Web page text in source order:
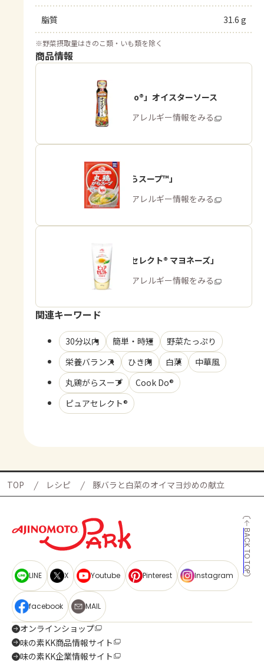
脂質 31.6 g
※野菜摂取量はきのこ類・いも類を除く
商品情報
「Cook Do®」オイスターソース
商品・アレルギー情報をみる
「丸鶏がらスープ™」
商品・アレルギー情報をみる
「ピュアセレクト® マヨネーズ」
商品・アレルギー情報をみる
関連キーワード
30分以内 簡単・時短
野菜たっぷり
栄養バランス
ひき肉 白菜
中華風
丸鶏がらスープ
Cook Do®
ピュアセレクト®
TOP レシピ 豚バラと白菜のオイマヨ炒めの献立
BACK TO TOP
LINE X Youtube Pinterest Instagram
facebook MAIL
オンラインショップ
味の素KK商品情報サイト
味の素KK企業情報サイト